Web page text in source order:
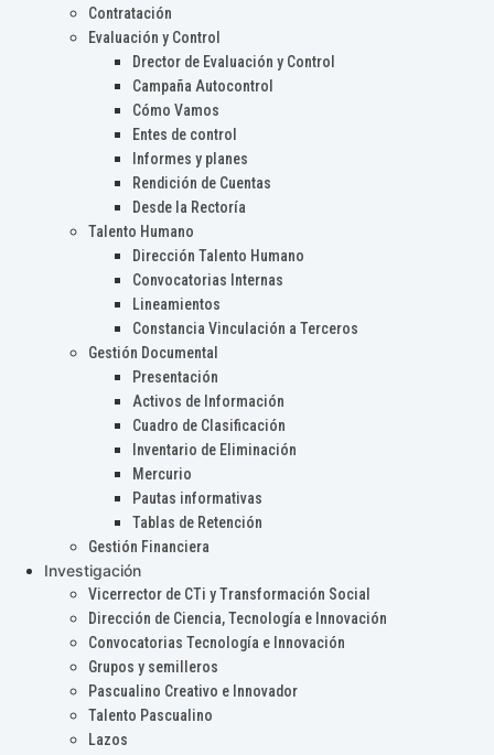
Contratación
Evaluación y Control
Drector de Evaluación y Control
Campaña Autocontrol
Cómo Vamos
Entes de control
Informes y planes
Rendición de Cuentas
Desde la Rectoría
Talento Humano
Dirección Talento Humano
Convocatorias Internas
Lineamientos
Constancia Vinculación a Terceros
Gestión Documental
Presentación
Activos de Información
Cuadro de Clasificación
Inventario de Eliminación
Mercurio
Pautas informativas
Tablas de Retención
Gestión Financiera
Investigación
Vicerrector de CTi y Transformación Social
Dirección de Ciencia, Tecnología e Innovación
Convocatorias Tecnología e Innovación
Grupos y semilleros
Pascualino Creativo e Innovador
Talento Pascualino
Lazos